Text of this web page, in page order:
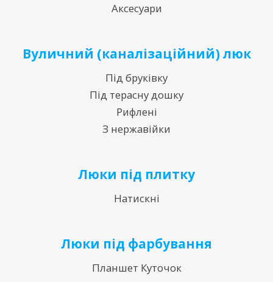
Аксесуари
Вуличний (каналізаційний) люк
Під бруківку
Під терасну дошку
Рифлені
З нержавійки
Люки під плитку
Натискні
Люки під фарбування
Планшет Куточок